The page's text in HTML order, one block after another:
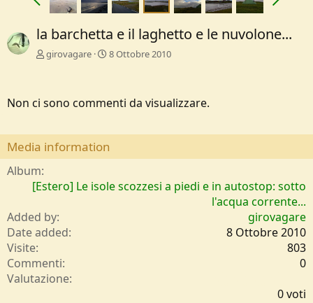
la barchetta e il laghetto e le nuvolone...
girovagare 8 Ottobre 2010
Non ci sono commenti da visualizzare.
Media information
Album
[Estero] Le isole scozzesi a piedi e in autostop: sotto
l'acqua corrente...
Added by
girovagare
Date added
8 Ottobre 2010
Visite
803
Commenti
0
Valutazione
0 voti